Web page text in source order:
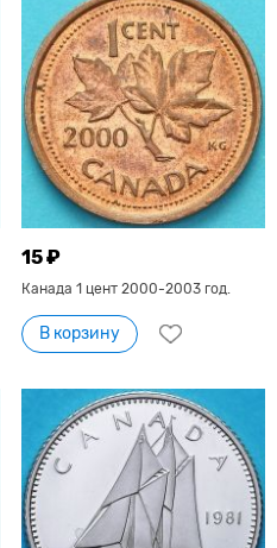
15 ₽
Канада 1 цент 2000-2003 год.
В корзину